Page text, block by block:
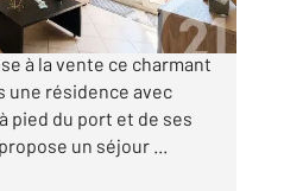
21 Dary Immobilier à ST
à la vente ce charmant
une résidence avec
pied du port et de ses
un séjour ...